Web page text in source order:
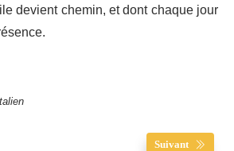
devient chemin, et dont chaque jour
Suivant